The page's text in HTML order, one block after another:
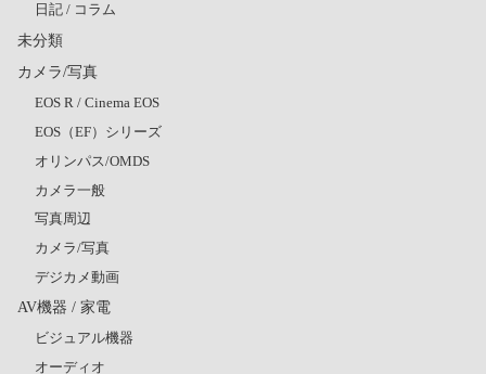
日記 / コラム
未分類
カメラ/写真
EOS R / Cinema EOS
EOS（EF）シリーズ
オリンパス/OMDS
カメラ一般
写真周辺
カメラ/写真
デジカメ動画
AV機器 / 家電
ビジュアル機器
オーディオ